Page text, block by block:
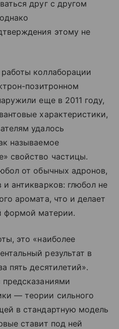
друг с другом
этому не
коллаборации
позитронном
еще в 2011 году,
характеристики,
удалось
называемое
свойство частицы.
от обычных адронов,
антикварков: глюбол не
аромата, что и делает
формой материи.
это «наиболее
результат в
пять десятилетий».
предсказаниями
— теории сильного
в стандартную модель
ставит под ней